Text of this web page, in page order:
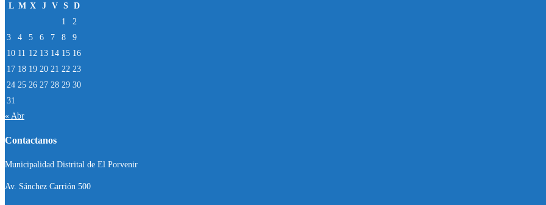
L M X J V S D
1
2
3
4 5 6 7 8
9
10 11 12 13 14 15 16
17 18 19 20 21 22 23
24 25 26 27 28 29 30
31
« Abr
Contactanos
Municipalidad Distrital de El Porvenir
Av. Sánchez Carrión 500